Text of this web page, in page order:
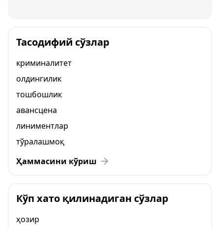
Тасодифий сўзлар
криминалитет
олдингилик
тошбошлик
авансцена
линиментлар
тўралашмоқ
Ҳаммасини кўриш
Кўп хато қилинадиган сўзлар
ҳозир